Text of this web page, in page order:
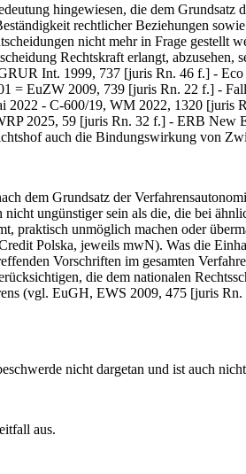
hingewiesen, die dem Grundsatz
rechtlicher Beziehungen
nicht mehr in Frage
Rechtskraft erlangt,
Int. 1999, 737 [juris Rn. 46 f.] -
= EuZW 2009, 739 [juris Rn. 22 f.] -
2022 - C-600/19, WM 2022, 1320
2025, 59 [juris Rn. 32 f.] - ERB
auch die Bindungswirkung von
Grundsatz der
ungünstiger sein als die, die bei
praktisch unmöglich machen oder
Polska, jeweils mwN). Was die
Vorschriften im gesamten
die dem nationalen
(vgl. EuGH, EWS 2009, 475 [juris
nicht dargetan und ist auch
aus.